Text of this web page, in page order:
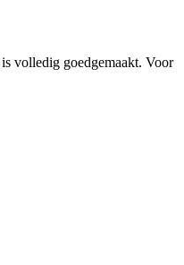
volledig goedgemaakt. Voor